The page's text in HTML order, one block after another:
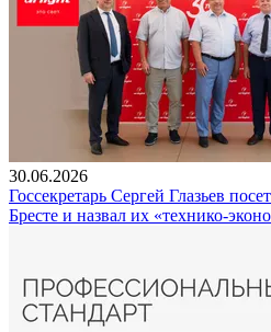
30.06.2026
Госсекретарь Сергей Глазьев
Бресте и назвал их «технико-